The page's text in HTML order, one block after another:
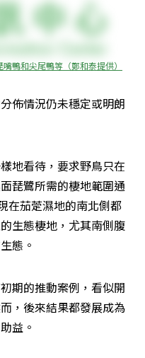
鴨和尖尾鴨等（鄭和泰提供）
佈情況仍未穩定或明朗
地看待，要求野鳥只在
琵鷺所需的棲地範圍通
在茄萣濕地的南北側都
生態棲地，尤其南側腹
態。
期的推動案例，看似開
，後來結果都發展成為
益。